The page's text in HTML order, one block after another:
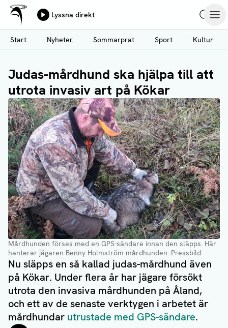
Hoppa
till
huvudinnehåll
Ålands Radio & TV
Lyssna direkt
Start
Nyheter Sommarprat Sport Kultur
Judas-mårdhund ska hjälpa till att
utrota invasiv art på Kökar
Mårdhunden förses med en GPS-sändare innan den släpps. Här
hanterar jägaren Benny Holmström mårdhunden. Pressbild
Nu släpps en så kallad judas-mårdhund även
på Kökar. Under flera år har jägare försökt
utrota den invasiva mårdhunden på Åland,
och ett av de senaste verktygen i arbetet är
mårdhundar utrustade med GPS-sändare.